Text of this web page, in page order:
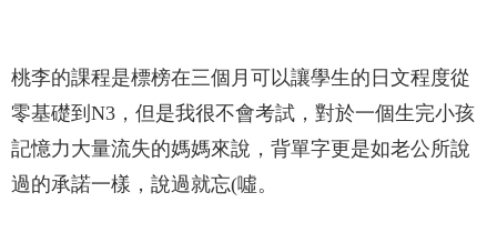
桃李的課程是標榜在三個月可以讓學生的日文程度從
零基礎到N3，但是我很不會考試，對於一個生完小孩
記憶力大量流失的媽媽來說，背單字更是如老公所說
過的承諾一樣，說過就忘(噓。